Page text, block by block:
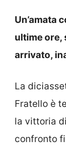
Un’amata
ultime ore,
arrivato,
La
Fratello è
la vittoria
confronto